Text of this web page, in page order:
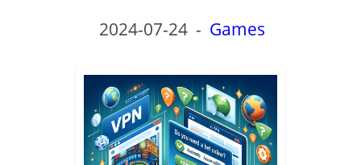
2024-07-24 - Games